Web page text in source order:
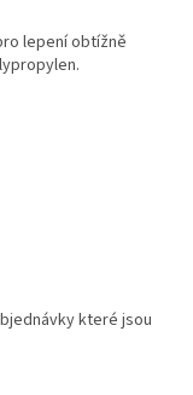
lepení obtížně
které jsou